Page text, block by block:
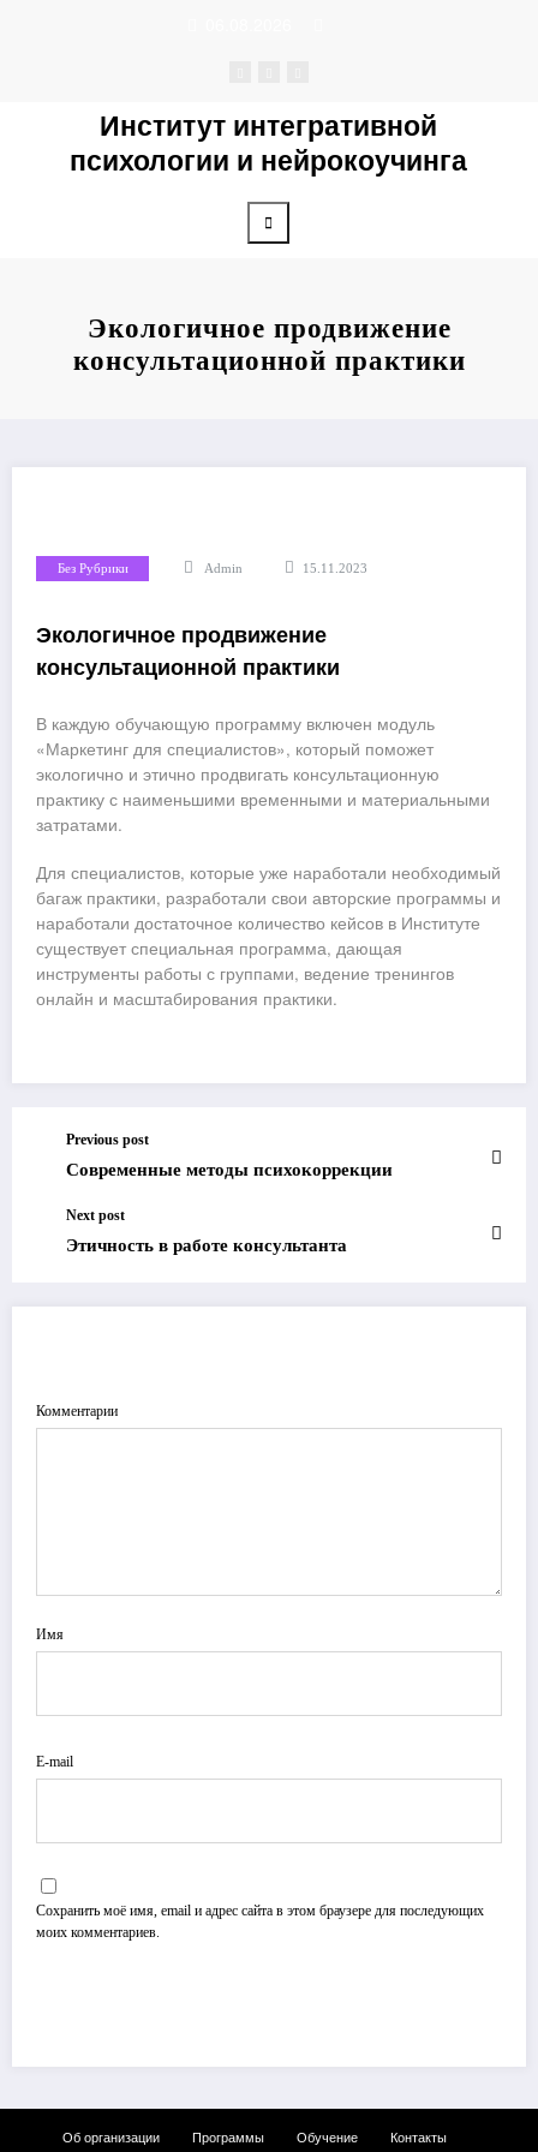
Институт интегративной
психологии и нейрокоучинга
Экологичное продвижение
консультационной практики
Без Рубрики Admin 15.11.2023
Экологичное продвижение
консультационной практики
В каждую обучающую программу включен модуль
«Маркетинг для специалистов», который поможет
экологично и этично продвигать консультационную
практику с наименьшими временными и материальными
затратами.
Для специалистов, которые уже наработали необходимый
багаж практики, разработали свои авторские программы и
наработали достаточное количество кейсов в Институте
существует специальная программа, дающая
инструменты работы с группами, ведение тренингов
онлайн и масштабирования практики.
Previous post
Современные методы психокоррекции
Next post
Этичность в работе консультанта
Комментарии
Имя
E-mail
Сохранить моё имя, email и адрес сайта в этом браузере для последующих
моих комментариев.
Об организации Программы Обучение Контакты